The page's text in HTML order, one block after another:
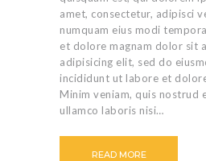
amet, consectetur, adipisci
numquam eius modi
et dolore magnam dolor sit
adipisicing elit, sed do
incididunt ut labore et
Minim veniam, quis nostrud
ullamco laboris nisi…
READ MORE